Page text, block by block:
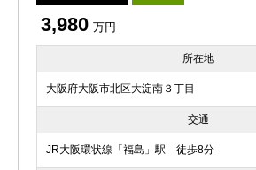
3,980 万円
所在地
大阪府大阪市北区大淀南３丁目
交通
JR大阪環状線「福島」駅 徒歩8分